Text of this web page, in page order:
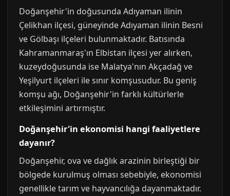
Doğanşehir'in doğusunda Adıyaman ilinin
Çelikhan ilçesi, güneyinde Adıyaman ilinin Besni
ve Gölbaşı ilçeleri bulunmaktadır. Batısında
Kahramanmaraş'ın Elbistan ilçesi yer alırken,
kuzeydoğusunda ise Malatya'nın Akçadağ ve
Yeşilyurt ilçeleri ile sınır komşusudur. Bu geniş
komşu ağı, Doğanşehir'in farklı kültürlerle
etkileşimini artırmıştır.
Doğanşehir'in ekonomisi hangi faaliyetlere
dayanır?
Doğanşehir, ova ve dağlık arazinin birleştiği bir
bölgede kurulmuş olması sebebiyle, ekonomisi
genellikle tarım ve hayvancılığa dayanmaktadır.